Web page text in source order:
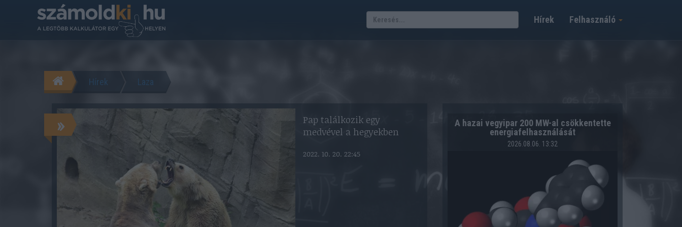
Felhasználó
Hírek
Hírek Laza
»
Pap találkozik egy
medvével a hegyekben
2022. 10. 20. 22:45
A hazai vegyipar 200 MW-al csökkentette
energiafelhasználását
2026.08.06. 13:32